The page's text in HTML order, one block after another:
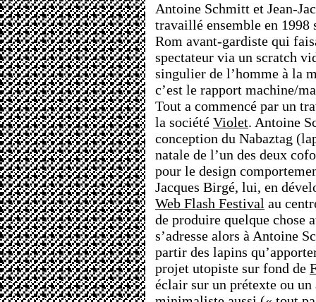
Antoine Schmitt et Jean-
travaillé ensemble en 1998
Rom avant-gardiste qui
spectateur via un scratch
singulier de l’homme à la
c’est le rapport machine/
Tout a commencé par un
la société Violet. Antoine
conception du Nabaztag
natale de l’un des deux
pour le design
Jacques Birgé, lui, en
Web Flash Festival au
de produire quelque chose
s’adresse alors à Antoine
partir des lapins
projet utopiste sur fond de
éclair sur un prétexte ou